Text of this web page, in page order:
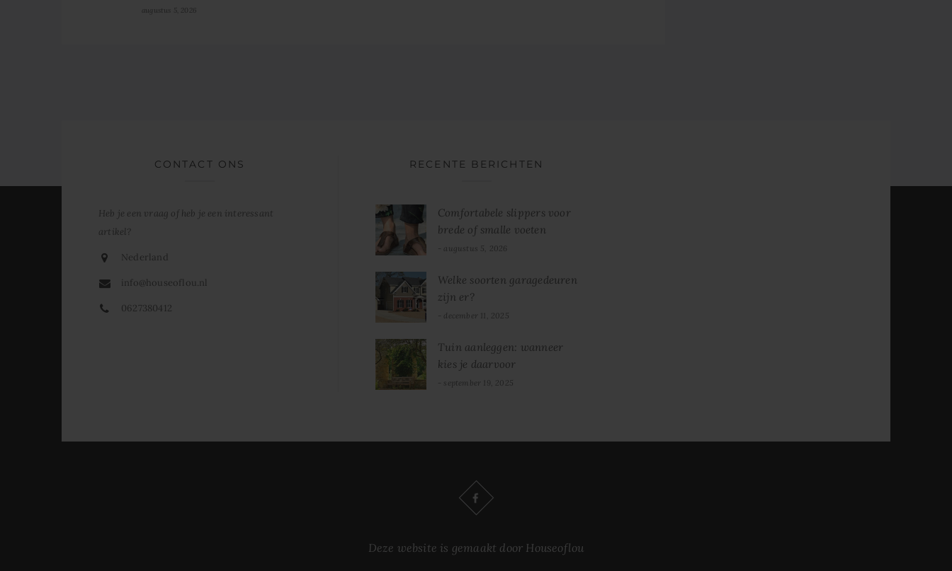
augustus 5, 2026
CONTACT ONS
Heb je een vraag of heb je een interessant
artikel?
Nederland
info@houseoflou.nl
0627380412
RECENTE BERICHTEN
Comfortabele slippers voor
brede of smalle voeten
augustus 5, 2026
Welke soorten garagedeuren
zijn er?
december 11, 2025
Tuin aanleggen: wanneer
kies je daarvoor
september 19, 2025
Deze website is gemaakt door Houseoflou